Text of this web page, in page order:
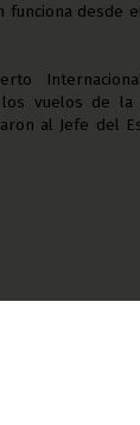
funciona desde
los vuelos de la
al Jefe del